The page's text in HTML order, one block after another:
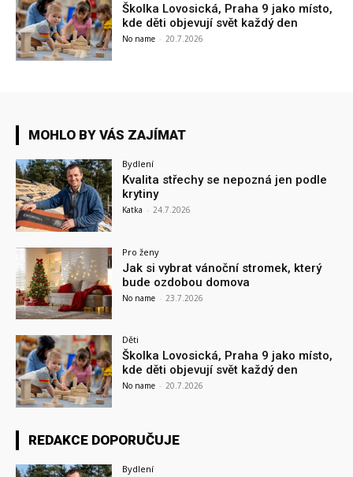
Školka Lovosická, Praha 9 jako místo,
kde děti objevují svět každý den
No name - 20.7.2026
MOHLO BY VÁS ZAJÍMAT
Bydlení
Kvalita střechy se nepozná jen podle
krytiny
Katka - 24.7.2026
Pro ženy
Jak si vybrat vánoční stromek, který
bude ozdobou domova
No name - 23.7.2026
Děti
Školka Lovosická, Praha 9 jako místo,
kde děti objevují svět každý den
No name - 20.7.2026
REDAKCE DOPORUČUJE
Bydlení